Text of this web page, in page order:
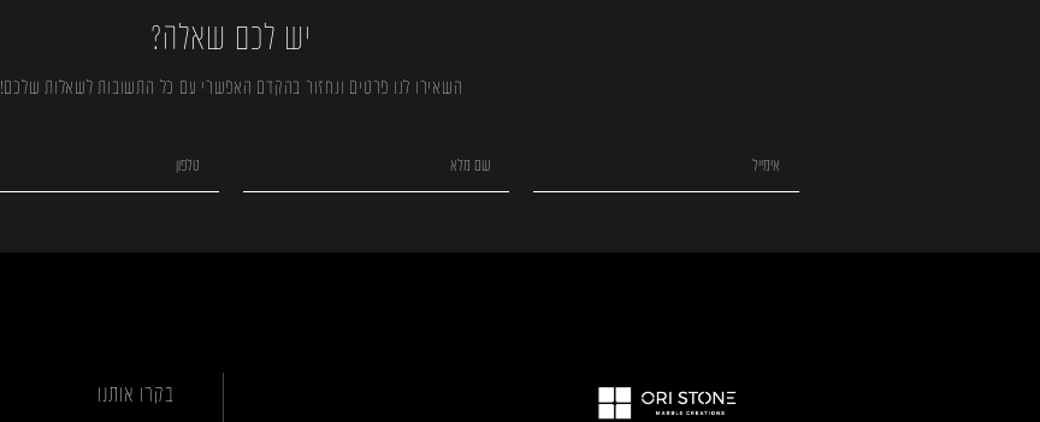
יש לכם שאלה?
השאירו לנו פרטים ונחזור בהקדם האפשרי עם כל התשובות לשאלות שלכם!
בקרו אותנו